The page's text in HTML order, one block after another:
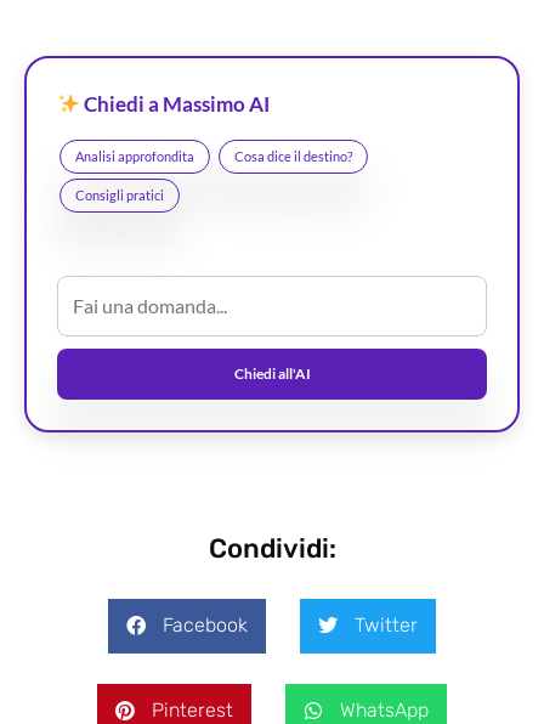
Chiedi a Massimo AI
Analisi approfondita Cosa dice il destino?
Consigli pratici
Chiedi all'AI
Condividi:
Facebook Twitter
Pinterest WhatsApp